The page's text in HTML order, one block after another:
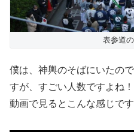
表参道
僕は、神輿のそばにいたの
すが、すごい人数ですよね！
動画で見るとこんな感じです